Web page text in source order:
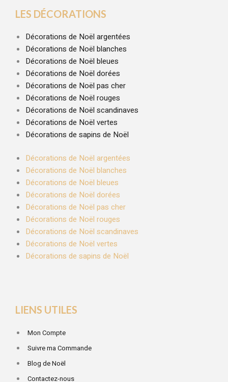
LES DÉCORATIONS
Décorations de Noël argentées
Décorations de Noël blanches
Décorations de Noël bleues
Décorations de Noël dorées
Décorations de Noël pas cher
Décorations de Noël rouges
Décorations de Noël scandinaves
Décorations de Noël vertes
Décorations de sapins de Noël
Décorations de Noël argentées
Décorations de Noël blanches
Décorations de Noël bleues
Décorations de Noël dorées
Décorations de Noël pas cher
Décorations de Noël rouges
Décorations de Noël scandinaves
Décorations de Noël vertes
Décorations de sapins de Noël
LIENS UTILES
Mon Compte
Suivre ma Commande
Blog de Noël
Contactez-nous